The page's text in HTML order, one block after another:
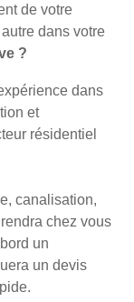
de votre
dans votre
?
dans
et
résidentiel
canalisation,
chez vous
un
un devis